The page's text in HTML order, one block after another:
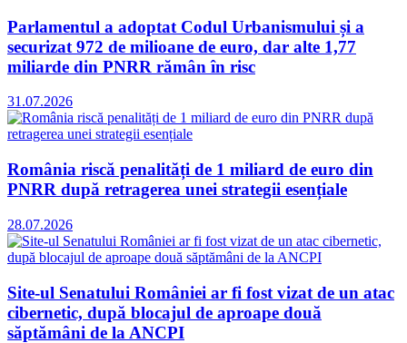
Parlamentul a adoptat Codul Urbanismului și a
securizat 972 de milioane de euro, dar alte 1,77
miliarde din PNRR rămân în risc
31.07.2026
România riscă penalități de 1 miliard de euro din
PNRR după retragerea unei strategii esențiale
28.07.2026
Site-ul Senatului României ar fi fost vizat de un atac
cibernetic, după blocajul de aproape două
săptămâni de la ANCPI